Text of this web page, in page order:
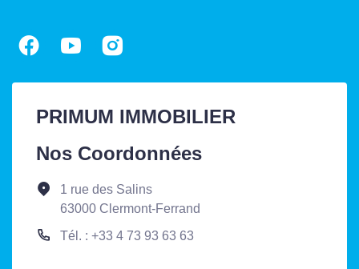
PRIMUM IMMOBILIER
Nos Coordonnées
1 rue des Salins
63000 Clermont-Ferrand
Tél. : +33 4 73 93 63 63